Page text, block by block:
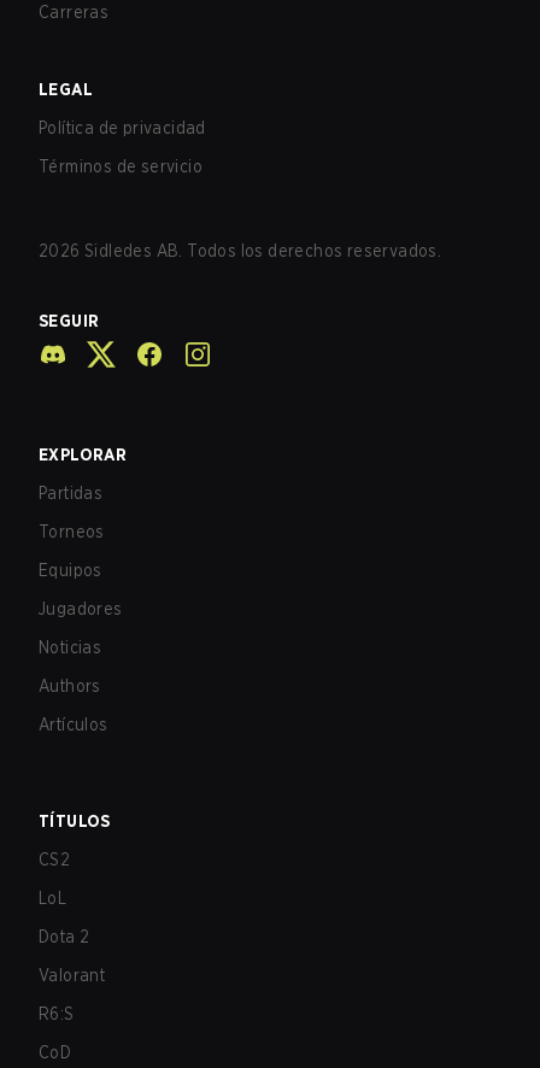
Carreras
LEGAL
Política de privacidad
Términos de servicio
2026 Sidledes AB. Todos los derechos reservados.
SEGUIR
EXPLORAR
Partidas
Torneos
Equipos
Jugadores
Noticias
Authors
Artículos
TÍTULOS
CS2
LoL
Dota 2
Valorant
R6:S
CoD